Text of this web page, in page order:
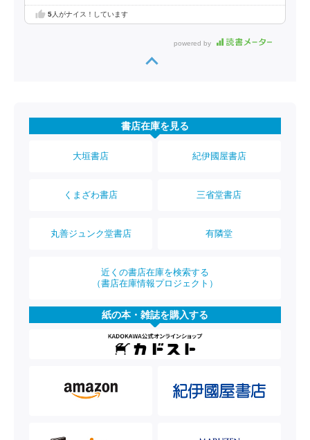
5人がナイス！しています
powered by
書店在庫を見る
大垣書店 紀伊國屋書店
くまざわ書店 三省堂書店
丸善ジュンク堂書店 有隣堂
近くの書店在庫を検索する
（書店在庫情報プロジェクト）
紙の本・雑誌を購入する